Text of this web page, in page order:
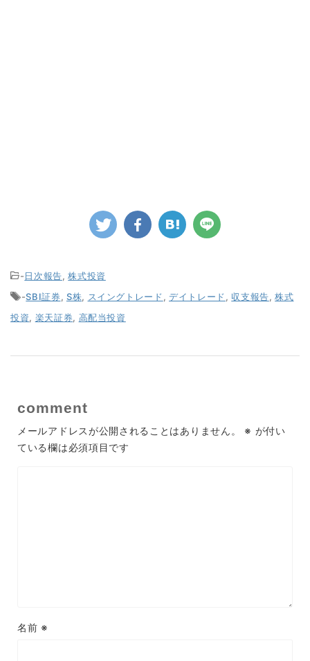
-日次報告,株式投資
-SBI証券, S株, スイングトレード,デイトレード, 収支報告,株式
投資, 楽天証券, 高配当投資
comment
メールアドレスが公開されることはありません。 ※ が付い
ている欄は必須項目です
名前 ※